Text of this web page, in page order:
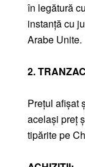
în legătură
instanță cu
Arabe Unite.
2.
Prețul afișat
același preț
tipărite pe